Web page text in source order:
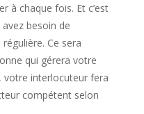
à chaque fois. Et c’est
besoin de
Ce sera
qui gérera votre
votre interlocuteur fera
compétent selon